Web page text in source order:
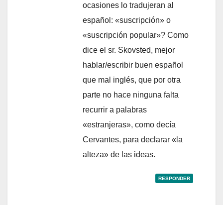
ocasiones lo tradujeran al
español: «suscripción» o
«suscripción popular»? Como
dice el sr. Skovsted, mejor
hablar/escribir buen español
que mal inglés, que por otra
parte no hace ninguna falta
recurrir a palabras
«estranjeras», como decía
Cervantes, para declarar «la
alteza» de las ideas.
RESPONDER